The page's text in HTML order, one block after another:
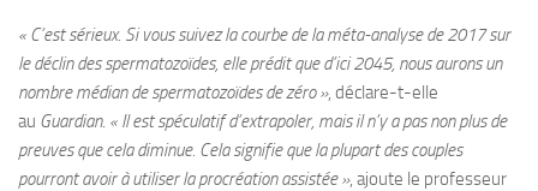
« C’est sérieux. Si vous suivez la courbe de la méta-analyse de 2017 sur
le déclin des spermatozoïdes, elle prédit que d’ici 2045, nous aurons un
nombre médian de spermatozoïdes de zéro », déclare-t-elle
au Guardian. « Il est spéculatif d’extrapoler, mais il n’y a pas non plus de
preuves que cela diminue. Cela signifie que la plupart des couples
pourront avoir à utiliser la procréation assistée », ajoute le professeur